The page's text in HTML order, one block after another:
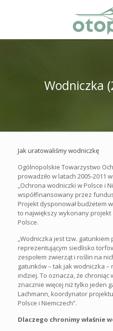
Wodniczka
Jak uratowaliśmy wodniczkę
Ogólnopolskie Towarzystwo
prowadziło w latach 2005-2011
„Ochrona wodniczki w Polsce i
współfinansowany przez
Projekt dysponował budżetem
to największy wykonany
Polsce.
„Wodniczka jest tzw. gatunkiem
reprezentującym siedlisko
zespołem zwierząt i roślin na
gatunków – tak jak wodniczka
indziej. To oznacza, że chroniąc
znacznie więcej niż tylko jeden
Lachmann, koordynator
Polsce i Niemczech”.
Dlaczego chronimy właśnie